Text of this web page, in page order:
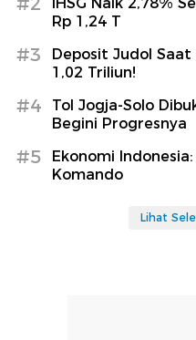
Rp 1,24 T
#3
Deposit Judol Saat
1,02 Triliun!
#4
Tol Jogja-Solo
Begini Progresnya
#5
Ekonomi
Komando
Lihat